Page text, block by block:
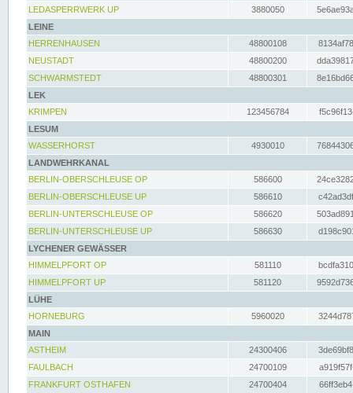
LEDASPERRWERK UP
3880050
LEINE
HERRENHAUSEN
48800108
NEUSTADT
48800200
SCHWARMSTEDT
48800301
LEK
KRIMPEN
123456784
LESUM
WASSERHORST
4930010
LANDWEHRKANAL
BERLIN-OBERSCHLEUSE OP
586600
BERLIN-OBERSCHLEUSE UP
586610
BERLIN-UNTERSCHLEUSE OP
586620
BERLIN-UNTERSCHLEUSE UP
586630
LYCHENER GEWÄSSER
HIMMELPFORT OP
581110
HIMMELPFORT UP
581120
LÜHE
HORNEBURG
5960020
MAIN
ASTHEIM
24300406
FAULBACH
24700109
FRANKFURT OSTHAFEN
24700404